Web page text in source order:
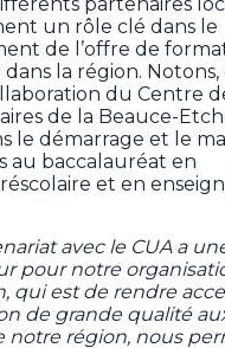
un rôle clé dans le
de l’offre de
la région.
du Centre
de la Beauce-
le démarrage et le
au baccalauréat en
et en
avec le CUA a
pour notre
qui est de rendre
de grande qualité
notre région, nous